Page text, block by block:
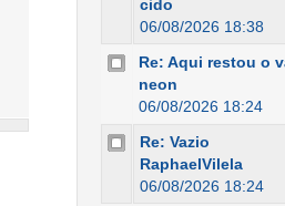
cido
06/08/2026 18:38
Re: Aqui restou o
neon
06/08/2026 18:24
Re: Vazio
RaphaelVilela
06/08/2026 18:24